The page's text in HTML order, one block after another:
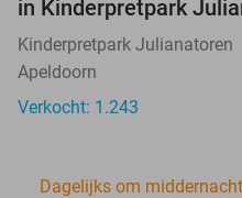
in Kinderpretpark
Kinderpretpark Julianatoren
Apeldoorn
Verkocht: 1.243
Dagelijks om